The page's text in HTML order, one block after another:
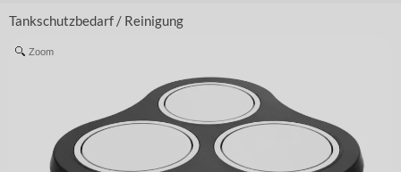
Tankschutzbedarf / Reinigung
Zoom